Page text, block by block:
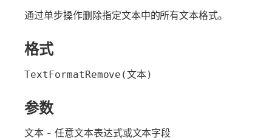
通过单步操作删除指定文本中的所有文本格式。
格式
TextFormatRemove(文本)
参数
文本- 任意文本表达式或文本字段